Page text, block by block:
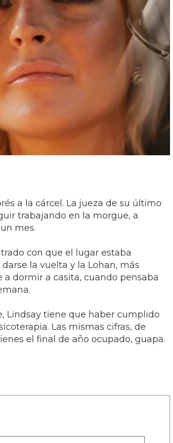
a la cárcel. La jueza de su último
trabajando en la morgue, a
mes.
con que el lugar estaba
la vuelta y la Lohan, más
dormir a casita, cuando pensaba
Lindsay tiene que haber cumplido
Las mismas cifras, de
el final de año ocupado, guapa.